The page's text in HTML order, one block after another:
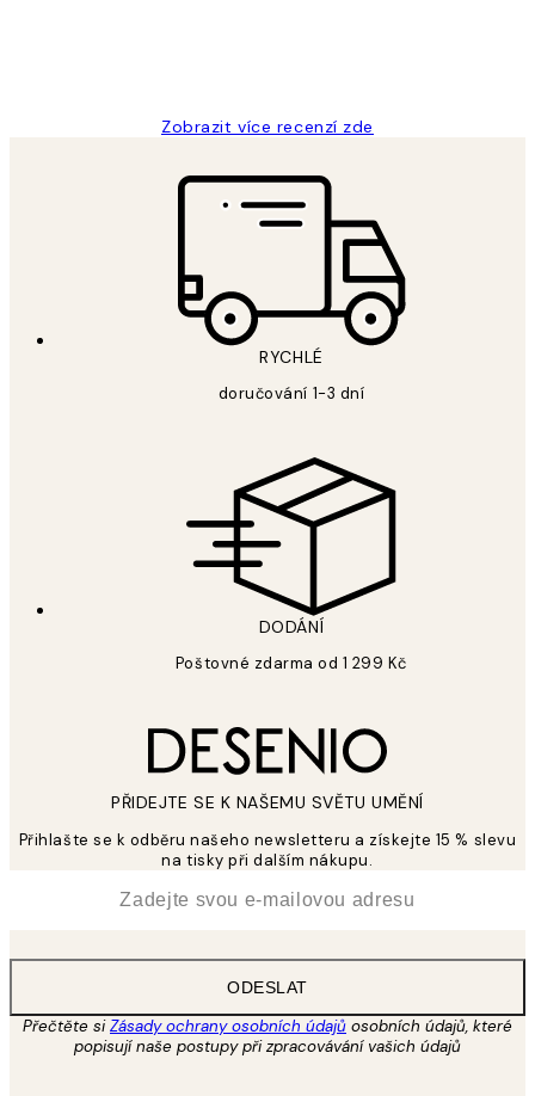
Zobrazit více recenzí zde
RYCHLÉ
doručování 1-3 dní
DODÁNÍ
Poštovné zdarma od 1 299 Kč
PŘIDEJTE SE K NAŠEMU SVĚTU UMĚNÍ
Přihlašte se k odběru našeho newsletteru a získejte 15 % slevu
na tisky při dalším nákupu.
ODESLAT
Přečtěte siZásady ochrany osobních údajů osobních údajů, které
popisují naše postupy při zpracovávání vašich údajů